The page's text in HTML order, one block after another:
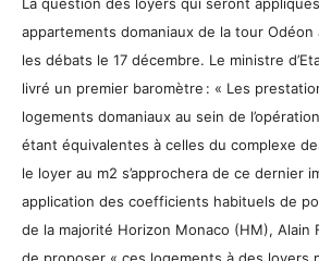
appartements domaniaux de la tour
les débats le 17 décembre. Le ministre
livré un premier baromètre : « Les
logements domaniaux au sein de
étant équivalentes à celles du complexe
le loyer au m2 s’approchera de ce dernier
application des coefficients habituels de
de la majorité Horizon Monaco (HM), Alain